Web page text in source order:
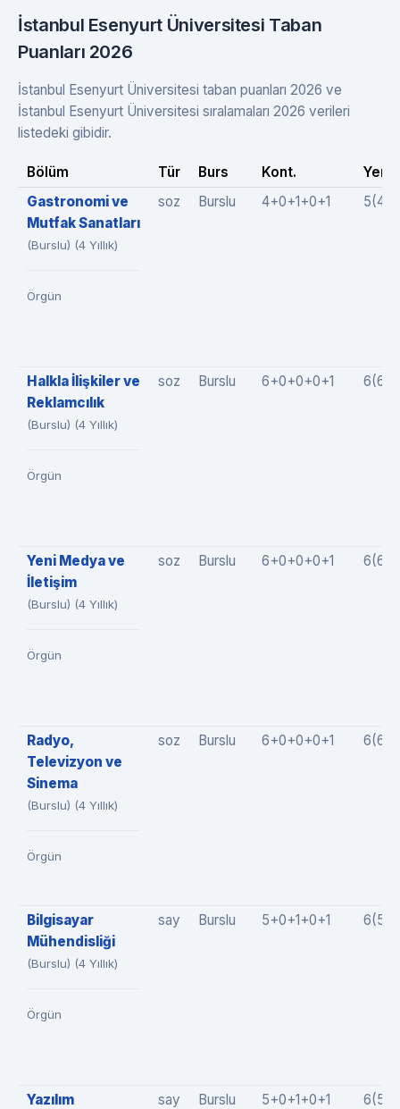
İstanbul Esenyurt Üniversitesi Taban
Puanları 2026
İstanbul Esenyurt Üniversitesi taban puanları 2026 ve
İstanbul Esenyurt Üniversitesi sıralamaları 2026 verileri
listedeki gibidir.
Bölüm Tür Burs Kont.
Yer.
Gastronomi ve
Mutfak Sanatları
(Burslu) (4 Yıllık)
Örgün
soz Burslu 4+0+1+0+1
Halkla İlişkiler ve
Reklamcılık
(Burslu) (4 Yıllık)
Örgün
soz Burslu 6+0+0+0+1
Yeni Medya ve
İletişim
(Burslu) (4 Yıllık)
Örgün
soz Burslu 6+0+0+0+1
Radyo,
Televizyon ve
Sinema
(Burslu) (4 Yıllık)
Örgün
soz Burslu 6+0+0+0+1
Bilgisayar
Mühendisliği
(Burslu) (4 Yıllık)
Örgün
say Burslu 5+0+1+0+1
Yazılım
say Burslu 5+0+1+0+1